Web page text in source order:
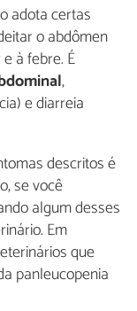
adota certas
o abdômen
à febre. É
,
e diarreia
descritos é
se você
algum desses
Em
que
panleucopenia